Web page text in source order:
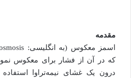
مقدمه
که در آن از فشار برای معکوس
درون یک غشای نیمه‌تراوا